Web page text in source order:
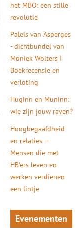
het MBO: een stille
revolutie
Paleis van Asperges
- dichtbundel van
Moniek Wolters I
Boekrecensie en
verloting
Huginn en Muninn:
wie zijn jouw raven?
Hoogbegaafdheid
en relaties —
Mensen die met
HB'ers leven en
werken verdienen
een lintje
Evenementen